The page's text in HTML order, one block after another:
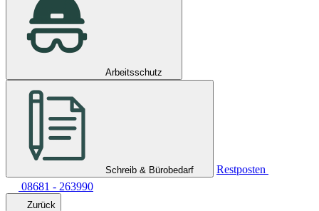
Arbeitsschutz
Schreib & Bürobedarf
Restposten
08681 - 263990
Zurück